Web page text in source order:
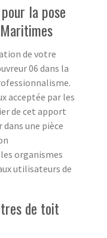
la pose
de votre
06 dans la
acceptée par les
de cet apport
une pièce
organismes
utilisateurs de
de toit